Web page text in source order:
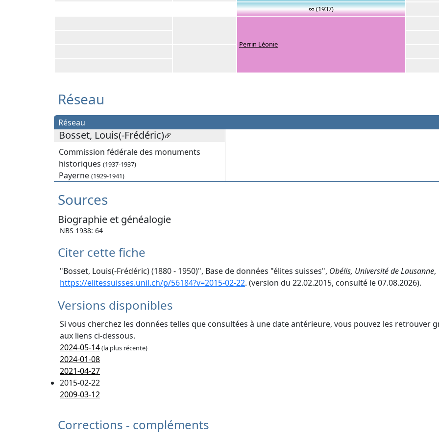
∞ (1937)
Perrin Léonie
Réseau
Réseau
Bosset, Louis(-Frédéric)
Commission fédérale des monuments
historiques (1937-1937)
Payerne (1929-1941)
Sources
Biographie et généalogie
NBS 1938: 64
Citer cette fiche
"Bosset, Louis(-Frédéric) (1880 - 1950)", Base de données "élites suisses", Obélis, Université de Lausanne,
https://elitessuisses.unil.ch/p/56184?v=2015-02-22. (version du 22.02.2015, consulté le 07.08.2026).
Versions disponibles
Si vous cherchez les données telles que consultées à une date antérieure, vous pouvez les retrouver
aux liens ci-dessous.
2024-05-14(la plus récente)
2024-01-08
2021-04-27
2015-02-22
2009-03-12
Corrections - compléments